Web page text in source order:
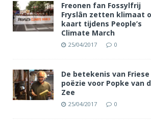
Freonen fan Fossylfrij
Fryslân zetten klimaat
kaart tijdens People’s
Climate March
25/04/2017 0
De betekenis van Friese
poëzie voor Popke van
Zee
25/04/2017 0